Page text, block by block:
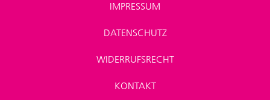
IMPRESSUM
DATENSCHUTZ
WIDERRUFSRECHT
KONTAKT